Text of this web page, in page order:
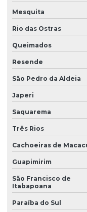
Mesquita
Rio das Ostras
Queimados
Resende
São Pedro da Aldeia
Japeri
Saquarema
Três Rios
Cachoeiras de
Guapimirim
São Francisco de
Itabapoana
Paraíba do Sul